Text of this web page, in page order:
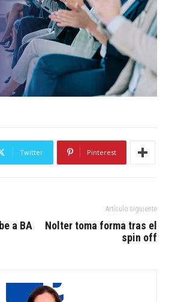
Twitter Pinterest
a BA
Artículo siguiente
Nolter toma forma tras el
spin off